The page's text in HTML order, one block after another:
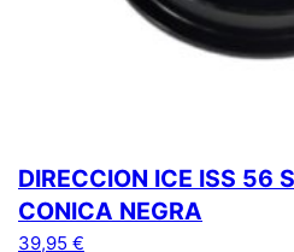
DIRECCION ICE ISS 56
CONICA NEGRA
39,95 €